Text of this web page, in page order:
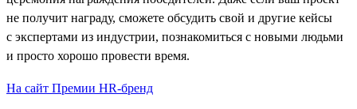
не получит награду, сможете обсудить свой и другие кейсы
с экспертами из индустрии, познакомиться с новыми людьми
и просто хорошо провести время.
На сайт Премии HR-бренд